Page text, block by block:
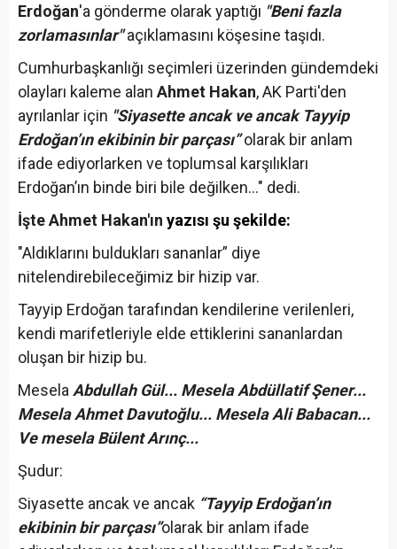
Erdoğan'a gönderme olarak yaptığı "Beni fazla
zorlamasınlar"açıklamasını köşesine taşıdı.
Cumhurbaşkanlığı seçimleri üzerinden gündemdeki
olayları kaleme alan Ahmet Hakan, AK Parti'den
ayrılanlar için "Siyasette ancak ve ancak Tayyip
Erdoğan’ın ekibinin bir parçası”olarak bir anlam
ifade ediyorlarken ve toplumsal karşılıkları
Erdoğan’ın binde biri bile değilken..." dedi.
İşte Ahmet Hakan'ın yazısı şu şekilde:
"Aldıklarını buldukları sananlar” diye
nitelendirebileceğimiz bir hizip var.
Tayyip Erdoğan tarafından kendilerine verilenleri,
kendi marifetleriyle elde ettiklerini sananlardan
oluşan bir hizip bu.
Mesela Abdullah Gül... Mesela Abdüllatif Şener...
Mesela Ahmet Davutoğlu... Mesela Ali Babacan...
Ve mesela Bülent Arınç...
Şudur:
Siyasette ancak ve ancak “Tayyip Erdoğan’ın
ekibinin bir parçası”olarak bir anlam ifade